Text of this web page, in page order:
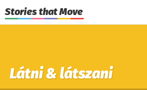
Stories that Move
Látni & látszani